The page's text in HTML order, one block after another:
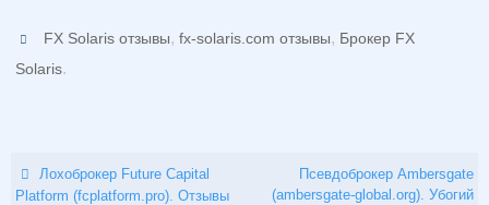
FX Solaris отзывы,fx-solaris.com отзывы, Брокер FX
Solaris.
Лохоброкер Future Capital
Platform (fcplatform.pro). Отзывы
Псевдоброкер Ambersgate
(ambersgate-global.org). Убогий